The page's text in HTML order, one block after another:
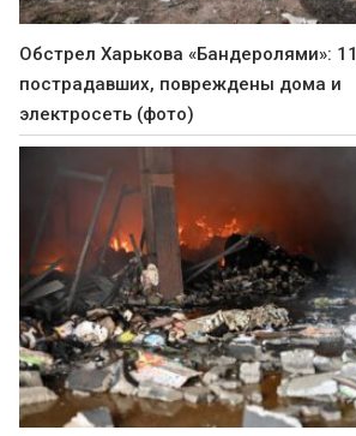
Обстрел Харькова «Бандеролями»: 11
пострадавших, повреждены дома и
электросеть (фото)